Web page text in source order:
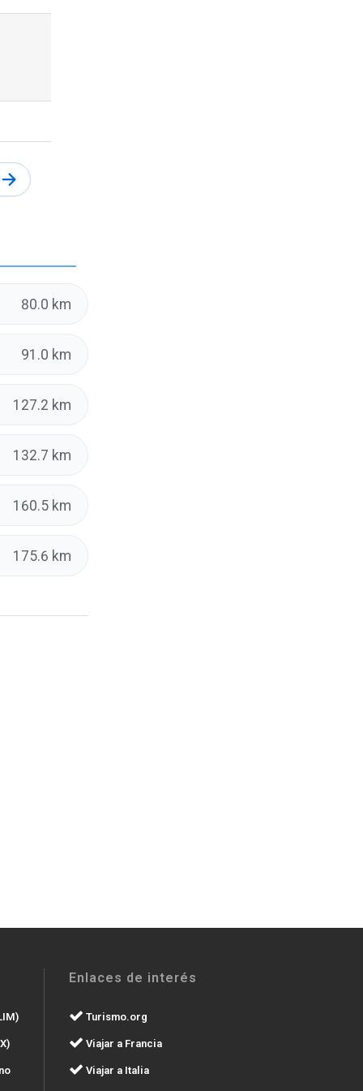
80.0 km
91.0 km
127.2 km
132.7 km
160.5 km
175.6 km
Enlaces de interés
Turismo.org
Viajar a Francia
Viajar a Italia